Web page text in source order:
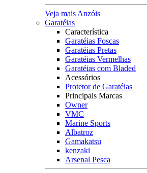
Veja mais Anzóis
Garatéias
Característica
Garatéias Foscas
Garatéias Pretas
Garatéias Vermelhas
Garatéias com Bladed
Acessórios
Protetor de Garatéias
Principais Marcas
Owner
VMC
Marine Sports
Albatroz
Gamakatsu
kenzaki
Arsenal Pesca